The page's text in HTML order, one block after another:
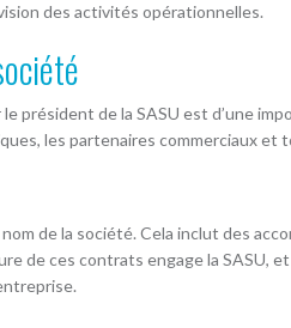
des activités opérationnelles.
président de la SASU est d’une
les partenaires commerciaux et
de la société. Cela inclut des
de ces contrats engage la SASU,